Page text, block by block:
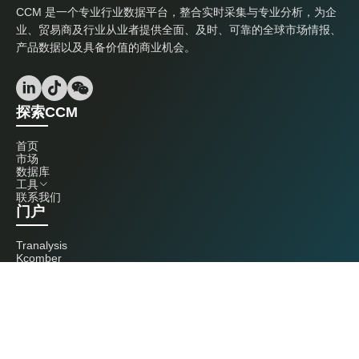
CCM 是一个专业行业数据平台，整合实时采集与专业分析，为企
业、贸易商及行业从业者提供全面、及时、可靠的全球市场情报、
产品数据以及具备价值的商业机会。
探索CCM
首页
市场
数据库
工具
联系我们
门户
Tranalysis
Kcomber